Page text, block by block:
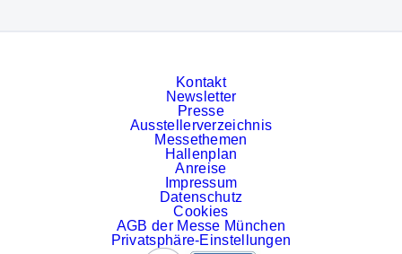
Kontakt
Newsletter
Presse
Ausstellerverzeichnis
Messethemen
Hallenplan
Anreise
Impressum
Datenschutz
Cookies
AGB der Messe München
Privatsphäre-Einstellungen